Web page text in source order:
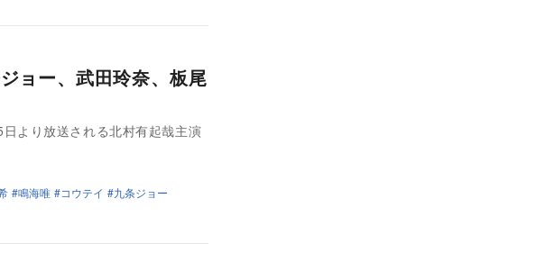
ョー、武田玲奈、板尾
より放送される北村有起哉主演
鳴海唯 コウテイ
九条ジョー